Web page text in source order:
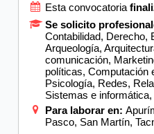
Esta convocatoria
Se solicito
Contabilidad, Derecho,
Arqueología,
comunicación,
políticas, Computación
Psicología, Redes,
Sistemas e
Para laborar en:
Pasco, San Martín,